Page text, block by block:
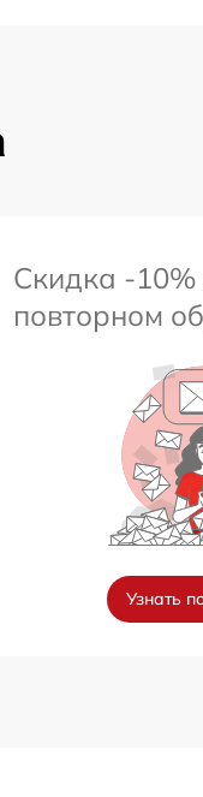
Скидка -10%
повторном
Узнать